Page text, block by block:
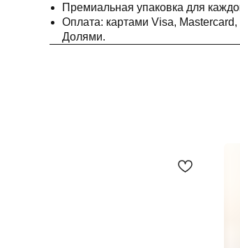
Премиальная упаковка для
Оплата: картами Visa,
Долями.